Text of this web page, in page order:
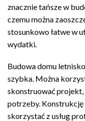
znacznie tańsze w
czemu można
stosunkowo łatwe w
wydatki.
Budowa domu
szybka. Można
skonstruować projekt,
potrzeby. Konstrukcję
skorzystać z usług